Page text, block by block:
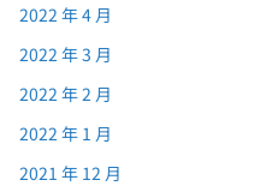
2022 年 4 月
2022 年 3 月
2022 年 2 月
2022 年 1 月
2021 年 12 月